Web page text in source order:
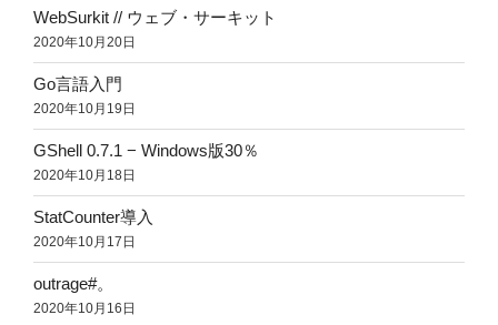
WebSurkit // ウェブ・サーキット
2020年10月20日
Go言語入門
2020年10月19日
GShell 0.7.1 − Windows版30％
2020年10月18日
StatCounter導入
2020年10月17日
outrage#。
2020年10月16日